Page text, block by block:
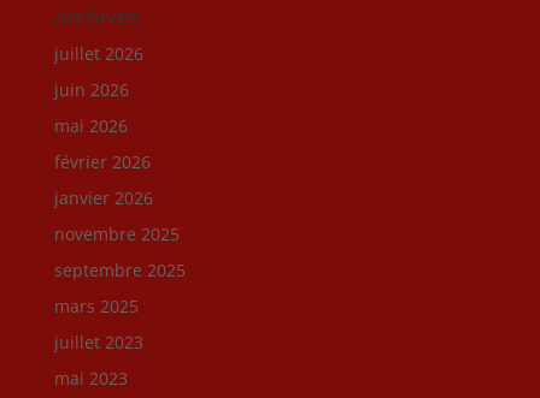
Archives
juillet 2026
juin 2026
mai 2026
février 2026
janvier 2026
novembre 2025
septembre 2025
mars 2025
juillet 2023
mai 2023